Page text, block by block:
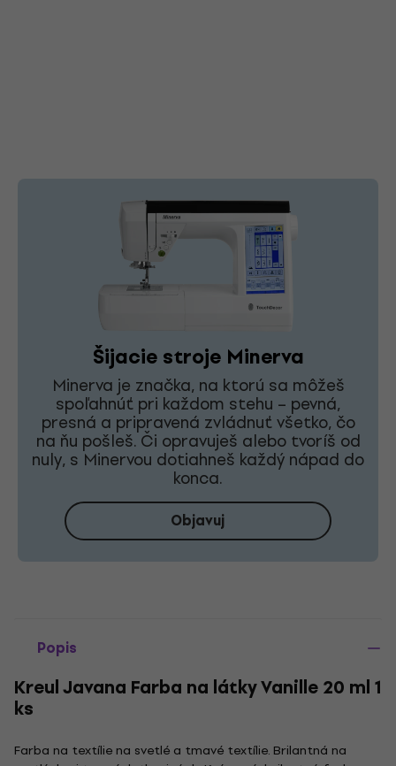
Šijacie stroje Minerva
Minerva je značka, na ktorú sa môžeš
spoľahnúť pri každom stehu – pevná,
presná a pripravená zvládnuť všetko, čo
na ňu pošleš. Či opravuješ alebo tvoríš od
nuly, s Minervou dotiahneš každý nápad do
konca.
Objavuj
Popis
Kreul Javana Farba na látky Vanille 20 ml 1
ks
Farba na textílie na svetlé a tmavé textílie. Brilantná na